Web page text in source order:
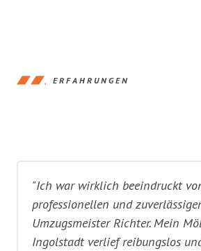
ERFAHRUNGEN
"Ich war wirklich beeindruckt
professionellen und
Umzugsmeister Richter. Mein
Ingolstadt verlief reibungslos